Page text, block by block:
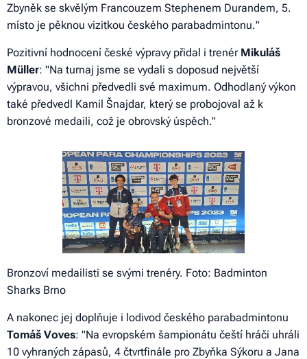
Zbyněk se skvělým Francouzem Stephenem Durandem, 5.
místo je pěknou vizitkou českého parabadmintonu."
Pozitivní hodnocení české výpravy přidal i trenér Mikuláš
Müller: "Na turnaj jsme se vydali s doposud největší
výpravou, všichni předvedli své maximum. Odhodlaný výkon
také předvedl Kamil Šnajdar, který se probojoval až k
bronzové medaili, což je obrovský úspěch."
Bronzoví medailisti se svými trenéry. Foto: Badminton
Sharks Brno
A nakonec jej doplňuje i lodivod českého parabadmintonu
Tomáš Voves: "Na evropském šampionátu čeští hráči uhráli
10 vyhraných zápasů, 4 čtvrtfinále pro Zbyňka Sýkoru a Jana